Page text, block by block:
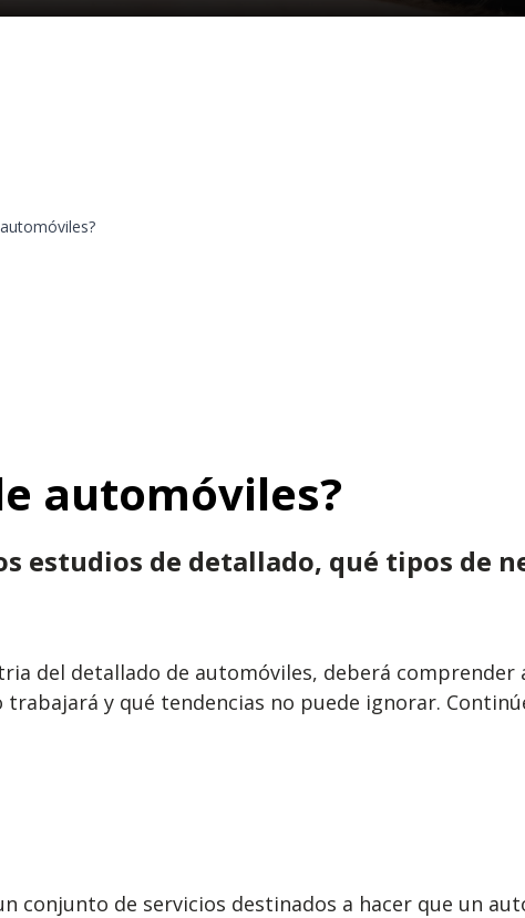
automóviles?
estudios de detallado, qué tipos de
del detallado de automóviles, deberá
y qué tendencias no puede ignorar.
conjunto de servicios destinados a hacer que un